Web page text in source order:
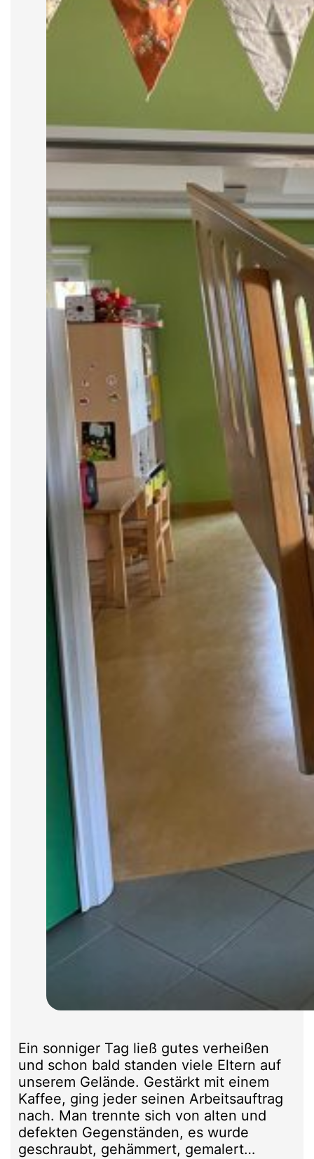
Ein sonniger Tag ließ gutes verheißen
und schon bald standen viele Eltern auf
unserem Gelände. Gestärkt mit einem
Kaffee, ging jeder seinen Arbeitsauftrag
nach. Man trennte sich von alten und
defekten Gegenständen, es wurde
geschraubt, gehämmert, gemalert…